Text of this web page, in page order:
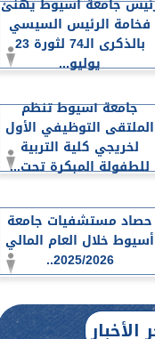
جامعة أسيوط يهنئ
فخامة الرئيس السيسي
بالذكرى الـ74 لثورة 23
يوليو...
جامعة أسيوط تنظم
الملتقى التوظيفي الأول
لخريجي كلية التربية
للطفولة المبكرة تحت...
حصاد مستشفيات جامعة
أسيوط خلال العام المالي
2025/2026..
الأخبار